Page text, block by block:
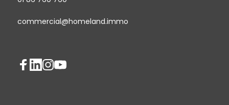
commercial@homeland.immo